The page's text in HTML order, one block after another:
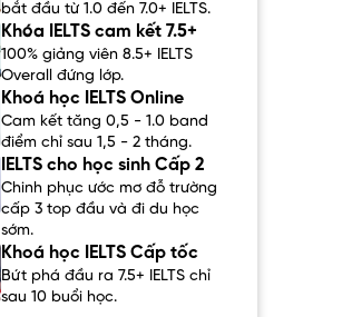
bắt đầu từ 1.0 đến 7.0+ IELTS.
Khóa IELTS cam kết 7.5+
100% giảng viên 8.5+ IELTS
Overall đứng lớp.
Khoá học IELTS Online
Cam kết tăng 0,5 - 1.0 band
điểm chỉ sau 1,5 - 2 tháng.
IELTS cho học sinh Cấp 2
Chinh phục ước mơ đỗ trường
cấp 3 top đầu và đi du học
sớm.
Khoá học IELTS Cấp tốc
Bứt phá đầu ra 7.5+ IELTS chỉ
sau 10 buổi học.